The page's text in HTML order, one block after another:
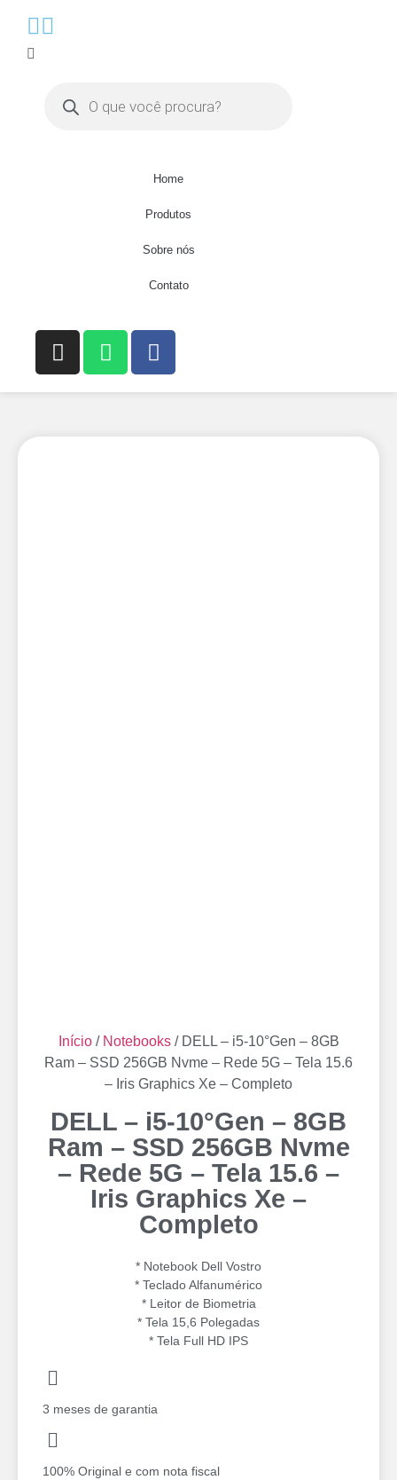
Home
Produtos
Sobre nós
Contato
Início/ Notebooks/ DELL – i5-10°Gen – 8GB
Ram – SSD 256GB Nvme – Rede 5G – Tela 15.6
– Iris Graphics Xe – Completo
DELL – i5-10°Gen – 8GB
Ram – SSD 256GB Nvme
– Rede 5G – Tela 15.6 –
Iris Graphics Xe –
Completo
* Notebook Dell Vostro
* Teclado Alfanumérico
* ⁠Leitor de Biometria
* Tela 15,6 Polegadas
* ⁠Tela Full HD IPS
3 meses de garantia
100% Original e com nota fiscal